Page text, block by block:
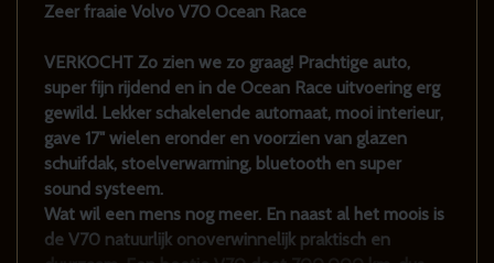
Exterieur
Achterruitwisser
Buitenspiegels elektrisch verstel- en
verwarmbaar
Centrale vergrendeling met afstandsbediening
Dakrails
Dimlichten automatisch
Zeer fraaie Volvo V70 Ocean Race
VERKOCHT Zo zien we zo graag! Prachtige auto,
super fijn rijdend en in de Ocean Race uitvoering erg
gewild. Lekker schakelende automaat, mooi interieur,
gave 17" wielen eronder en voorzien van glazen
schuifdak, stoelverwarming, bluetooth en super
sound systeem.
Wat wil een mens nog meer. En naast al het moois is
de V70 natuurlijk onoverwinnelijk praktisch en